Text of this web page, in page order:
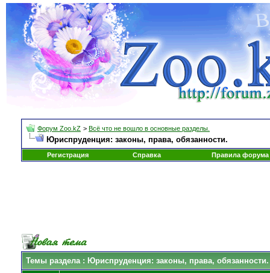
Форум Zoo.kZ > Всё что не вошло в основные разделы.
Юриспруденция: законы, права, обязанности.
Регистрация Справка Правила форума
Темы раздела: Юриспруденция: законы, права, обязанности.